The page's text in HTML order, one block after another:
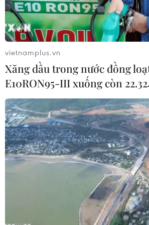
quả.
Các loại robot phục hồi chức năng, robot
bạn đồng hành... sẽ được triển khai để
trong sinh hoạt cá nhân, tập luyện phục
trí. (Nguồn: Sixthtone)
Nhằm giải quyết thách thức do
nhanh chóng, thành phố
Quốc) đã khởi động một kế
vietnamplus.vn
Xăng dầu trong nước đồng
E10RON95-III xuống còn